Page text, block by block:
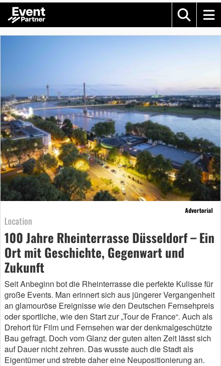
Advertorial
Location
100 Jahre Rheinterrasse Düsseldorf – Ein
Ort mit Geschichte, Gegenwart und
Zukunft
Seit Anbeginn bot die Rheinterrasse die perfekte Kulisse für
große Events. Man erinnert sich aus jüngerer Vergangenheit
an glamouröse Ereignisse wie den Deutschen Fernsehpreis
oder sportliche, wie den Start zur „Tour de France“. Auch als
Drehort für Film und Fernsehen war der denkmalgeschützte
Bau gefragt. Doch vom Glanz der guten alten Zeit lässt sich
auf Dauer nicht zehren. Das wusste auch die Stadt als
Eigentümer und strebte daher eine Neupositionierung an.